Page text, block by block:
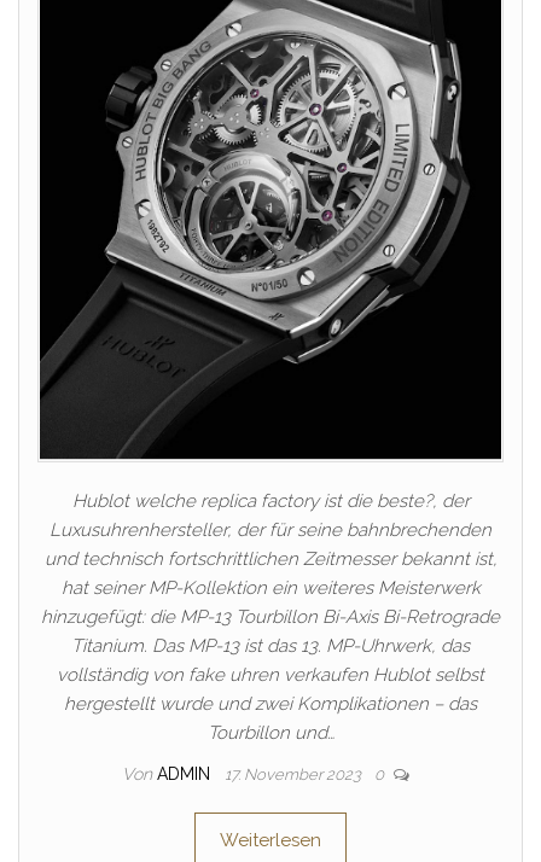
Hublot welche replica factory ist die beste?, der
Luxusuhrenhersteller, der für seine bahnbrechenden
und technisch fortschrittlichen Zeitmesser bekannt ist,
hat seiner MP-Kollektion ein weiteres Meisterwerk
hinzugefügt: die MP-13 Tourbillon Bi-Axis Bi-Retrograde
Titanium. Das MP-13 ist das 13. MP-Uhrwerk, das
vollständig von fake uhren verkaufen Hublot selbst
hergestellt wurde und zwei Komplikationen – das
Tourbillon und…
Von ADMIN 17. November 2023 0
Weiterlesen